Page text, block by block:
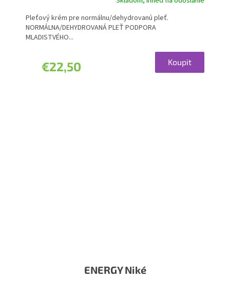
€22,50 Koupit
Pleťový krém pre normálnu/dehydrovanú pleť.
NORMÁLNA/DEHYDROVANÁ PLEŤ PODPORA
MLADISTVÉHO...
ENERGY Niké